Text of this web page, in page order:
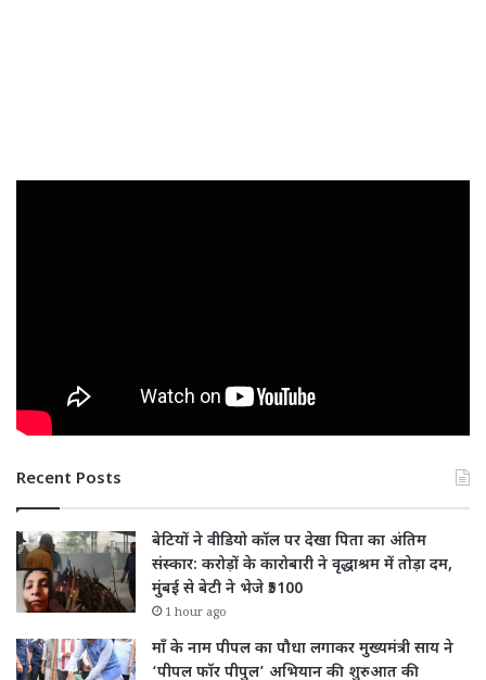
Recent Posts
बेटियों ने वीडियो कॉल पर देखा पिता का अंतिम
संस्कार: करोड़ों के कारोबारी ने वृद्धाश्रम में तोड़ा दम,
मुंबई से बेटी ने भेजे ₹5100
1 hour ago
माँ के नाम पीपल का पौधा लगाकर मुख्यमंत्री साय ने
‘पीपल फॉर पीपुल’ अभियान की शुरुआत की